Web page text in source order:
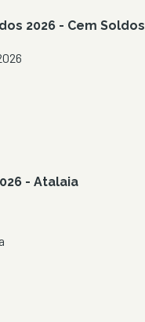
2026 - Cem Soldos
- Atalaia